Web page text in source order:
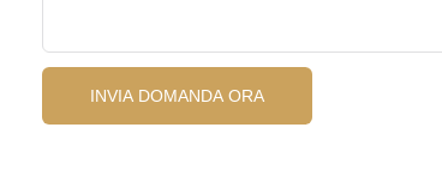
INVIA DOMANDA ORA